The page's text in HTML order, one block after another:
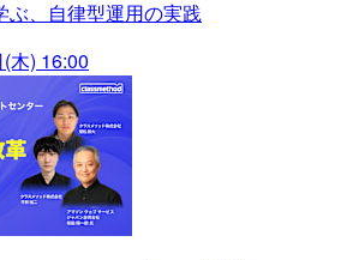
ぶ、自律型運用の実践
木) 16:00